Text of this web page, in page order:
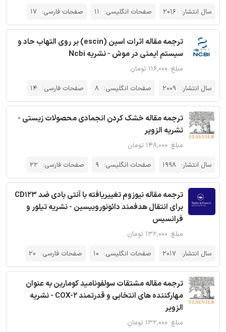
سال انتشار: 2016 صفحات انگلیسی: 11 صفحات فارسی: 17
ترجمه مقاله اثرات اسین (escin) بر روی التهاب حاد و
سیستم ایمنی در موش‌ - نشریه Ncbi
مبلغ: ۱۱۶,۰۰۰ تومان
سال انتشار: 2009 صفحات انگلیسی: 8 صفحات فارسی: 14
ترجمه مقاله خشک کردن انجمادی محصولات زیستی -
نشریه الزویر
مبلغ: ۱۴۸,۰۰۰ تومان
سال انتشار: 1998 صفحات انگلیسی: 9 صفحات فارسی: 22
ترجمه مقاله نیوزوم تغییریافته با آنتی بادی ضد CD123
برای انتقال هدفمند دائونوروبیسین - نشریه تیلور و
فرانسیس
مبلغ: ۱۳۲,۰۰۰ تومان
سال انتشار: 2017 صفحات انگلیسی: 10 صفحات فارسی: 20
ترجمه مقاله مشتقات سولفونامید کومارین به عنوان
مهارکننده های انتخابی و قدرتمند COX-2 - نشریه
الزویر
مبلغ: ۱۳۲,۰۰۰ تومان